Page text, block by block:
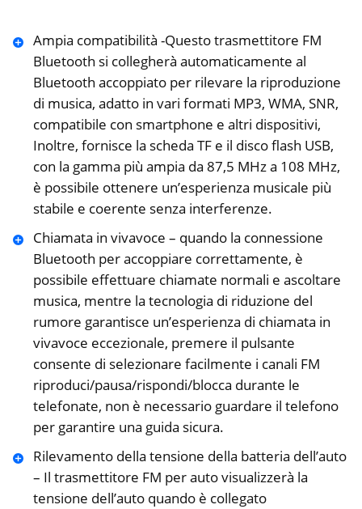
Ampia compatibilità -Questo trasmettitore FM
Bluetooth si collegherà automaticamente al
Bluetooth accoppiato per rilevare la riproduzione
di musica, adatto in vari formati MP3, WMA, SNR,
compatibile con smartphone e altri dispositivi,
Inoltre, fornisce la scheda TF e il disco flash USB,
con la gamma più ampia da 87,5 MHz a 108 MHz,
è possibile ottenere un’esperienza musicale più
stabile e coerente senza interferenze.
Chiamata in vivavoce – quando la connessione
Bluetooth per accoppiare correttamente, è
possibile effettuare chiamate normali e ascoltare
musica, mentre la tecnologia di riduzione del
rumore garantisce un’esperienza di chiamata in
vivavoce eccezionale, premere il pulsante
consente di selezionare facilmente i canali FM
riproduci/pausa/rispondi/blocca durante le
telefonate, non è necessario guardare il telefono
per garantire una guida sicura.
Rilevamento della tensione della batteria dell’auto
– Il trasmettitore FM per auto visualizzerà la
tensione dell’auto quando è collegato